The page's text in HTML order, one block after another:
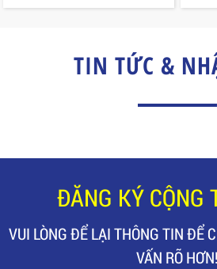
TIN TỨC &
ĐĂNG KÝ CỘNG
VUI LÒNG ĐỂ LẠI THÔNG TIN ĐỂ
VẤN RÕ HƠN!